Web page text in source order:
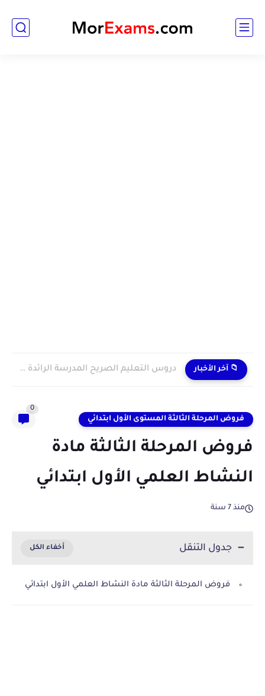
📁 آخر الأخبار دروس التعليم الصريح المدرسة الرائدة 2024/2025 enseignement explicite
فروض المرحلة الثالثة المستوى الأول ابتدائي
0
فروض المرحلة الثالثة مادة
النشاط العلمي الأول ابتدائي
منذ 7 سنة
جدول التنقل
فروض المرحلة الثالثة مادة النشاط العلمي الأول ابتدائي